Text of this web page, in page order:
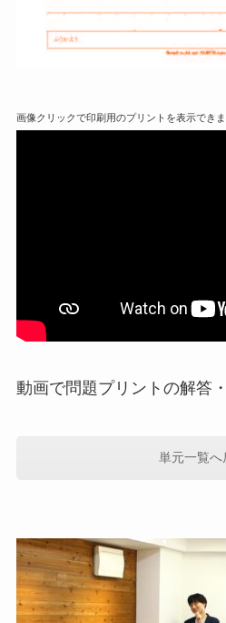
画像クリックで印刷用のプリントを表示でき
動画で問題プリントの解答
単元一覧へ